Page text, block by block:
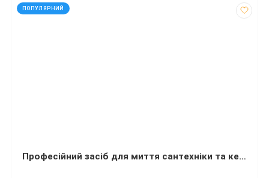
ПОПУЛЯРНИЙ
код: 32447
Професійний засіб для миття сантехніки та кераміки Balu Cleaner 650 мл